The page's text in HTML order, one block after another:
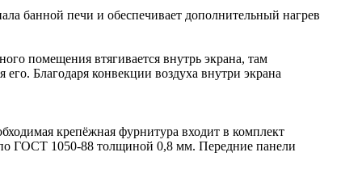
банной печи и обеспечивает дополнительный нагрев
помещения втягивается внутрь экрана, там
Благодаря конвекции воздуха внутри экрана
крепёжная фурнитура входит в комплект
по ГОСТ 1050-88 толщиной 0,8 мм. Передние панели